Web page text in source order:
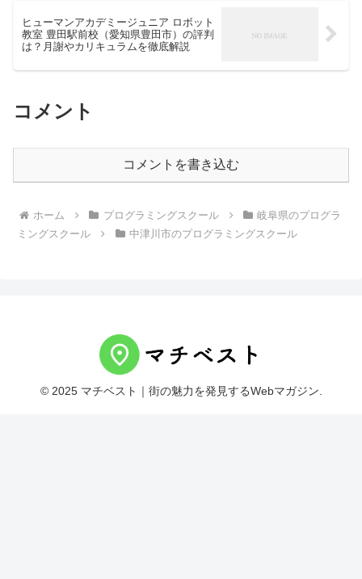
ヒューマンアカデミージュニア ロボット
教室 豊田駅前校（愛知県豊田市）の評判
は？月謝やカリキュラムを徹底解説
コメント
コメントを書き込む
ホーム プログラミングスクール
岐阜県のプログラ
ミングスクール
中津川市のプログラミングスクール
© 2025 マチベスト｜街の魅力を発見するWebマガジン.